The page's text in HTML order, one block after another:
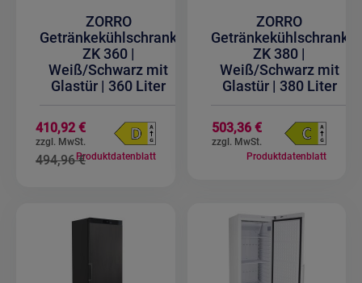
ZORRO
Getränkekühlschrank
ZK 360 |
Weiß/Schwarz mit
Glastür | 360 Liter
Sonderangebot
410,92 €
494,96 €Produktdatenblatt
ZORRO
Getränkekühlschrank
ZK 380 |
Weiß/Schwarz mit
Glastür | 380 Liter
503,36 €
Produktdatenblatt